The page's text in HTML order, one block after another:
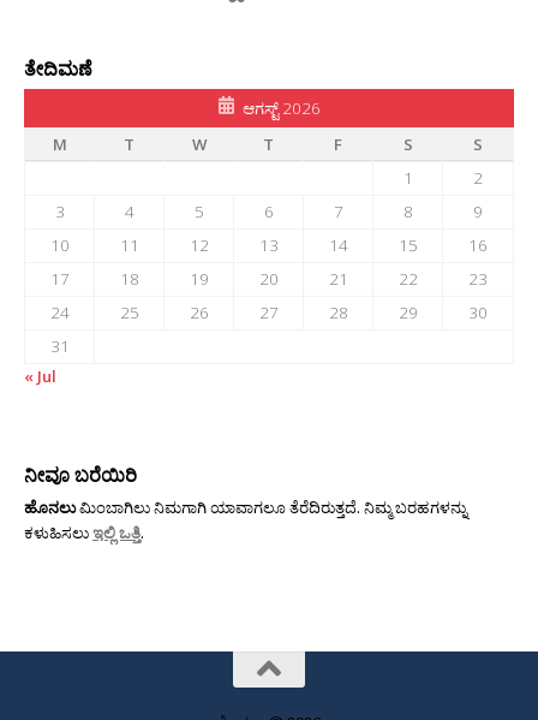
ತೇದಿಮಣೆ
ಆಗಸ್ಟ್ 2026
M
T W T F S
S
1
2
3
4 5 6 7 8
9
10
11 12 13 14 15
16
17
18 19 20 21 22
23
24
25 26 27 28 29
30
31
« Jul
ನೀವೂ ಬರೆಯಿರಿ
ಹೊನಲುಮಿಂಬಾಗಿಲು ನಿಮಗಾಗಿ ಯಾವಾಗಲೂ ತೆರೆದಿರುತ್ತದೆ. ನಿಮ್ಮ ಬರಹಗಳನ್ನು
ಕಳುಹಿಸಲುಇಲ್ಲಿ ಒತ್ತಿ.